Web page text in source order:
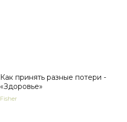
Как принять разные потери -
«Здоровье»
Fisher